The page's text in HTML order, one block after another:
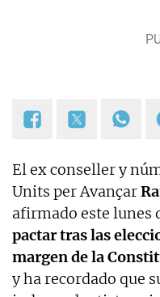
El ex conseller y
Units per Avançar
afirmado este lunes
pactar tras las
margen de la
y ha recordado que